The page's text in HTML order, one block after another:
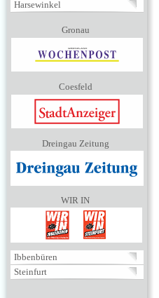
Harsewinkel
Gronau
Coesfeld
Dreingau Zeitung
WIR IN
Ibbenbüren
Steinfurt